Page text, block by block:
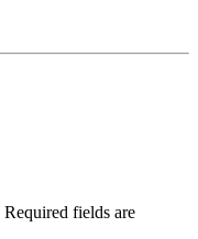
Required fields are